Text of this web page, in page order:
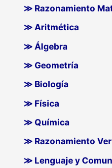
≫ Razonamiento
≫ Aritmética
≫ Álgebra
≫ Geometría
≫ Biología
≫ Física
≫ Química
≫ Razonamiento
≫ Lenguaje y